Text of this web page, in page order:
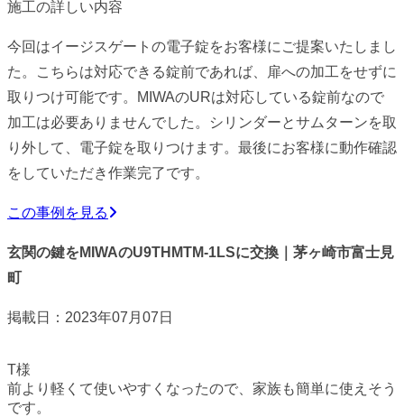
施工の詳しい内容
今回はイージスゲートの電子錠をお客様にご提案いたしまし
た。こちらは対応できる錠前であれば、扉への加工をせずに
取りつけ可能です。MIWAのURは対応している錠前なので
加工は必要ありませんでした。シリンダーとサムターンを取
り外して、電子錠を取りつけます。最後にお客様に動作確認
をしていただき作業完了です。
この事例を見る
玄関の鍵をMIWAのU9THMTM-1LSに交換｜茅ヶ崎市富士見
町
掲載日：2023年07月07日
T様
前より軽くて使いやすくなったので、家族も簡単に使えそう
です。